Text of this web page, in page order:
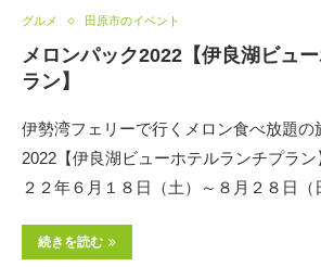
グルメ 田原市のイベント
メロンパック2022【伊良湖ビュ
ラン】
伊勢湾フェリーで行くメロン食べ放題の
2022【伊良湖ビューホテルランチプラ
２２年６月１８日（土）～８月２８日
続きを読む